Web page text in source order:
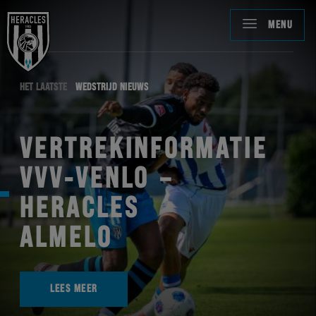
MENU
HET LAATSTE WEDSTRIJD NIEUWS
VERTREKINFORMATIE
VVV-VENLO –
HERACLES
ALMELO
LEES MEER